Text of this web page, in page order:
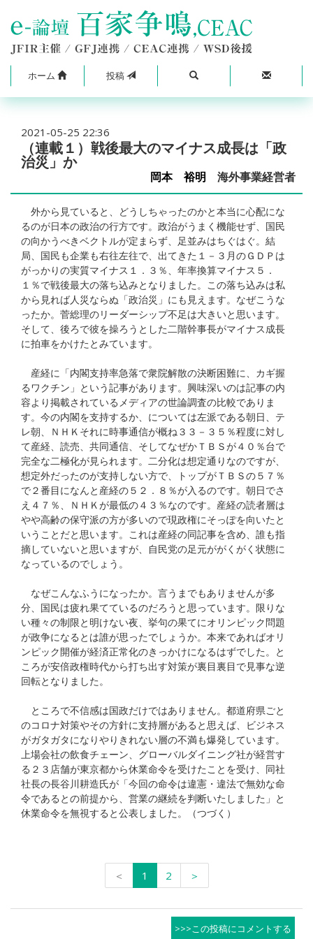
ホーム 投稿
2021-05-25 22:36
（連載１）戦後最大のマイナス成長は「政
治災」か
岡本 裕明 海外事業経営者
外から見ていると、どうしちゃったのかと本当に心配にな
るのが日本の政治の行方です。政治がうまく機能せず、国民
の向かうべきベクトルが定まらず、足並みはちぐはぐ。結
局、国民も企業も右往左往で、出てきた１－３月のＧＤＰは
がっかりの実質マイナス１．３％、年率換算マイナス５．
１％で戦後最大の落ち込みとなりました。この落ち込みは私
から見れば人災ならぬ「政治災」にも見えます。なぜこうな
ったか。菅総理のリーダーシップ不足は大きいと思います。
そして、後ろで彼を操ろうとした二階幹事長がマイナス成長
に拍車をかけたとみています。
産経に「内閣支持率急落で衆院解散の決断困難に、カギ握
るワクチン」という記事があります。興味深いのは記事の内
容より掲載されているメディアの世論調査の比較でありま
す。今の内閣を支持するか、については左派である朝日、テ
レ朝、ＮＨＫそれに時事通信が概ね３３－３５％程度に対し
て産経、読売、共同通信、そしてなぜかＴＢＳが４０％台で
完全な二極化が見られます。二分化は想定通りなのですが、
想定外だったのが支持しない方で、トップがＴＢＳの５７％
で２番目になんと産経の５２．８％が入るのです。朝日でさ
え４７％、ＮＨＫが最低の４３％なのです。産経の読者層は
やや高齢の保守派の方が多いので現政権にそっぽを向いたと
いうことだと思います。これは産経の同記事を含め、誰も指
摘していないと思いますが、自民党の足元ががくがく状態に
なっているのでしょう。
なぜこんなふうになったか。言うまでもありませんが多
分、国民は疲れ果てているのだろうと思っています。限りな
い種々の制限と明けない夜、挙句の果てにオリンピック問題
が政争になるとは誰が思ったでしょうか。本来であればオリ
ンピック開催が経済正常化のきっかけになるはずでした。と
ころが安倍政権時代から打ち出す対策が裏目裏目で見事な逆
回転となりました。
ところで不信感は国政だけではありません。都道府県ごと
のコロナ対策やその方針に支持層があると思えば、ビジネス
がガタガタになりやりきれない層の不満も爆発しています。
上場会社の飲食チェーン、グローバルダイニング社が経営す
る２３店舗が東京都から休業命令を受けたことを受け、同社
社長の長谷川耕造氏が「今回の命令は違憲・違法で無効な命
令であるとの前提から、営業の継続を判断いたしました」と
休業命令を無視すると公表しました。（つづく）
＜ 1 2 ＞
>>>この投稿にコメントする